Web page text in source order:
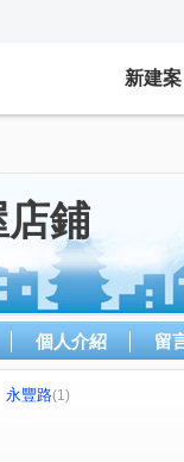
新建案
鋪
個人介紹 留
永豐路(1)